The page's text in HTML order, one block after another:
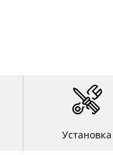
Установка